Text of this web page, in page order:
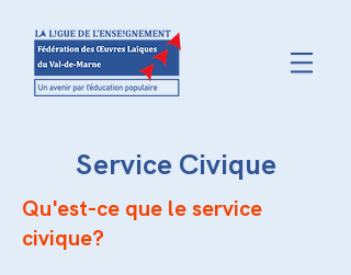
Service Civique
Qu'est-ce que le service
civique?